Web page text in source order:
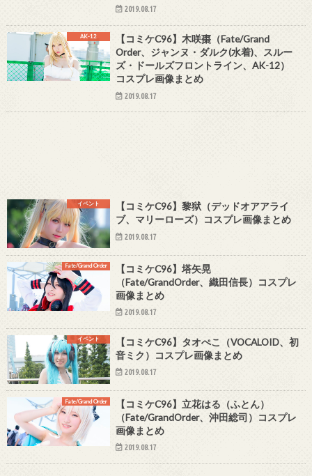
2019.08.17
AK-12
【コミケC96】木咲棗（Fate/Grand
Order、ジャンヌ・ダルク(水着)、スルー
ズ・ドールズフロントライン、AK-12）
コスプレ画像まとめ
2019.08.17
イベント
【コミケC96】黎狱（デッドオアアライ
ブ、マリーローズ）コスプレ画像まとめ
2019.08.17
Fate/Grand Order
【コミケC96】塔矢晃
（Fate/GrandOrder、織田信長）コスプレ
画像まとめ
2019.08.17
イベント
【コミケC96】タオぺこ（VOCALOID、初
音ミク）コスプレ画像まとめ
2019.08.17
Fate/Grand Order
【コミケC96】立花はる（ふとん）
（Fate/GrandOrder、沖田総司）コスプレ
画像まとめ
2019.08.17